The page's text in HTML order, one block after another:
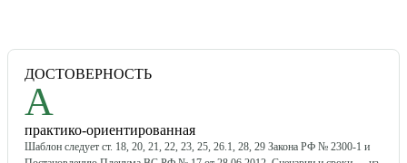
ДОСТОВЕРНОСТЬ
A
практико-ориентированная
Шаблон следует ст. 18, 20, 21, 22, 23, 25, 26.1, 28, 29 Закона РФ № 2300-1 и